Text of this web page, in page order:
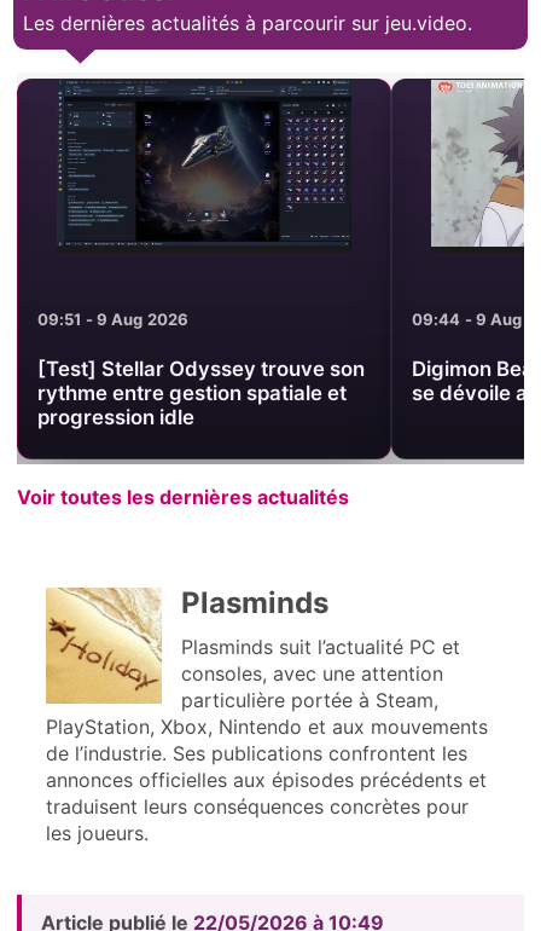
Les dernières actualités à parcourir sur jeu.video.
09:44 - 9 Aug 2026
Digimon Beatbreak : l’arc Asuka
se dévoile avec un visuel officiel
09:35 - 9 Aug
[Test]
musée FMV
Voir toutes les dernières actualités
Plasminds
Plasminds suit l’actualité PC et
consoles, avec une attention
particulière portée à Steam,
PlayStation, Xbox, Nintendo et aux mouvements
de l’industrie. Ses publications confrontent les
annonces officielles aux épisodes précédents et
traduisent leurs conséquences concrètes pour
les joueurs.
Article publié le 22/05/2026 à 10:49